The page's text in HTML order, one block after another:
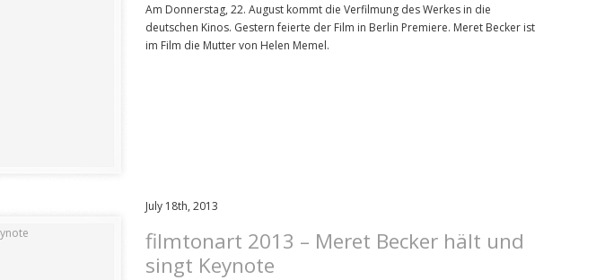
Am Donnerstag, 22. August kommt die Verfilmung des Werkes in die
deutschen Kinos. Gestern feierte der Film in Berlin Premiere. Meret Becker ist
im Film die Mutter von Helen Memel.
July 18th, 2013
filmtonart 2013 – Meret Becker hält und
singt Keynote